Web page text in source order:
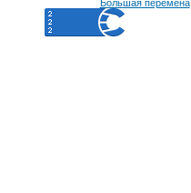
Большая перемена